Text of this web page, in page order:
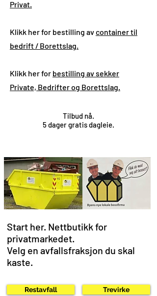
Privat.
Klikk her for bestilling avcontainer til
bedrift / Borettslag.
Klikk her for bestilling av sekker
Private, Bedrifter og Borettslag.
Tilbud nå.
5 dager gratis dagleie.
Start her. Nettbutikk for
privatmarkedet.
Velg en avfallsfraksjon du skal
kaste.
Restavfall Trevirke